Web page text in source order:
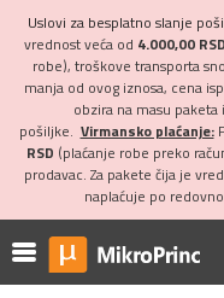
Uslovi za besplatno slanje
vrednost veća od 4.000,00 RSD
robe), troškove transporta
manja od ovog iznosa, cena
obzira na masu
pošiljke. Virmansko plaćanje:
RSD (plaćanje robe preko
prodavac. Za pakete čija je
naplaćuje po